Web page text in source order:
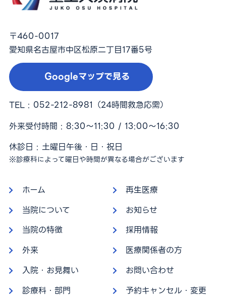
〒460-0017
愛知県名古屋市中区松原二丁目17番5号
Googleマップで見る
TEL : 052-212-8981 （24時間救急応需）
外来受付時間 : 8:30〜11:30 / 13:00〜16:30
休診日 : 土曜日午後・日・祝日
※診療科によって曜日や時間が異なる場合がございます
ホーム
当院について
当院の特徴
外来
入院・お見舞い
診療科・部門
再生医療
お知らせ
採用情報
医療関係者の方
お問い合わせ
予約キャンセル・変更